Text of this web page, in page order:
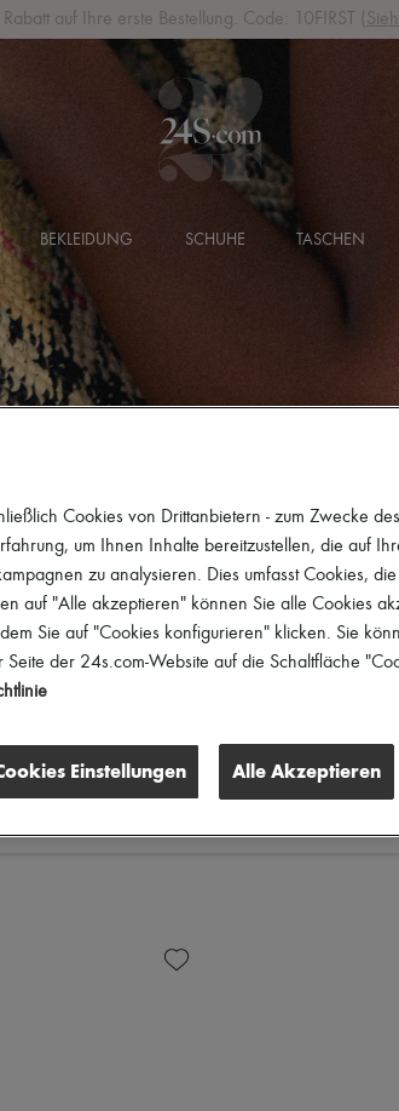
Rabatt auf Ihre erste Bestellung. Code: 10FIRST
BEKLEIDUNG SCHUHE TASCHEN
Cookies von Drittanbietern - zum Zwecke
um Ihnen Inhalte bereitzustellen, die auf
zu analysieren. Dies umfasst Cookies,
auf "Alle akzeptieren" können Sie alle Cookies
Sie auf "Cookies konfigurieren" klicken. Sie
der 24s.com-Website auf die Schaltfläche
Einstellungen Alle Akzeptieren